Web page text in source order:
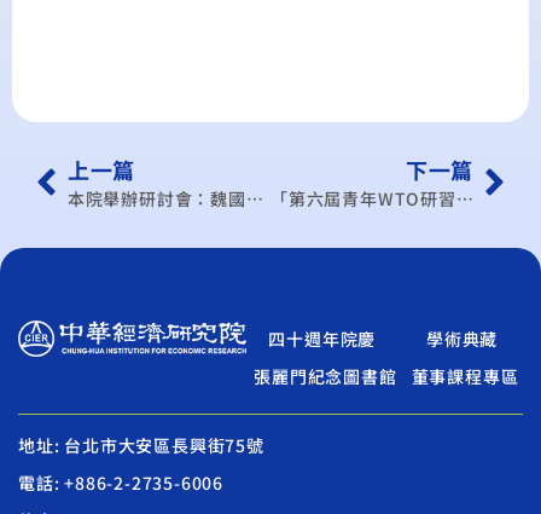
上一篇
本院舉辦研討會：魏國彥教授- 全球暖化與石油危機
下一篇
「第六屆青年WTO研習營」歡迎報名參加!
四十週年院慶
學術典藏
張麗門紀念圖書館
董事課程專區
地址: 台北市大安區長興街75號
電話: +886-2-2735-6006